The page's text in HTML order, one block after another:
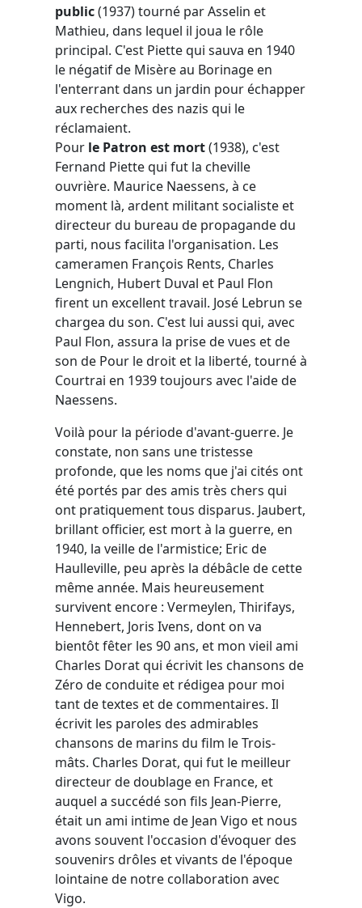
public(1937) tourné par Asselin et
Mathieu, dans lequel il joua le rôle
principal. C'est Piette qui sauva en 1940
le négatif de Misère au Borinage en
l'enterrant dans un jardin pour échapper
aux recherches des nazis qui le
réclamaient.
Pour le Patron est mort(1938), c'est
Fernand Piette qui fut la cheville
ouvrière. Maurice Naessens, à ce
moment là, ardent militant socialiste et
directeur du bureau de propagande du
parti, nous facilita l'organisation. Les
cameramen François Rents, Charles
Lengnich, Hubert Duval et Paul Flon
firent un excellent travail. José Lebrun se
chargea du son. C'est lui aussi qui, avec
Paul Flon, assura la prise de vues et de
son de Pour le droit et la liberté, tourné à
Courtrai en 1939 toujours avec l'aide de
Naessens.
Voilà pour la période d'avant-guerre. Je
constate, non sans une tristesse
profonde, que les noms que j'ai cités ont
été portés par des amis très chers qui
ont pratiquement tous disparus. Jaubert,
brillant officier, est mort à la guerre, en
1940, la veille de l'armistice; Eric de
Haulleville, peu après la débâcle de cette
même année. Mais heureusement
survivent encore : Vermeylen, Thirifays,
Hennebert, Joris Ivens, dont on va
bientôt fêter les 90 ans, et mon vieil ami
Charles Dorat qui écrivit les chansons de
Zéro de conduite et rédigea pour moi
tant de textes et de commentaires. Il
écrivit les paroles des admirables
chansons de marins du film le Trois-
mâts. Charles Dorat, qui fut le meilleur
directeur de doublage en France, et
auquel a succédé son fils Jean-Pierre,
était un ami intime de Jean Vigo et nous
avons souvent l'occasion d'évoquer des
souvenirs drôles et vivants de l'époque
lointaine de notre collaboration avec
Vigo.